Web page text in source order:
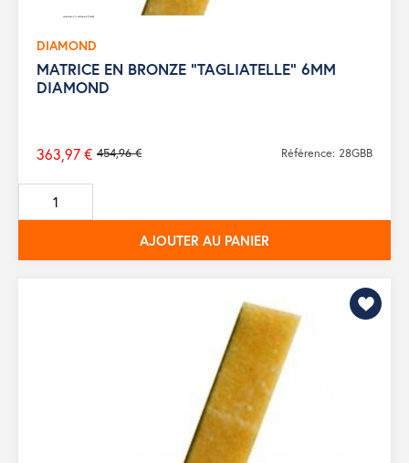
DIAMOND
MATRICE EN BRONZE "TAGLIATELLE" 6MM
DIAMOND
Prix
de
base
454,96 €
363,97 € Référence: 28GBB
AJOUTER AU PANIER